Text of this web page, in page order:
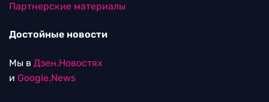
Партнерские материалы
Достойные новости
Мы в Дзен.Новостях
и Google.News